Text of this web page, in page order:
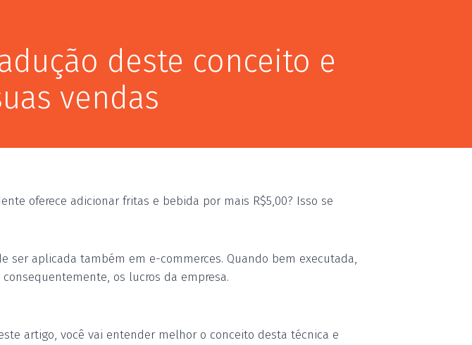
deste conceito e
vendas
oferece adicionar fritas e bebida por mais R$5,00? Isso se
aplicada também em e-commerces. Quando bem executada,
os lucros da empresa.
artigo, você vai entender melhor o conceito desta técnica e